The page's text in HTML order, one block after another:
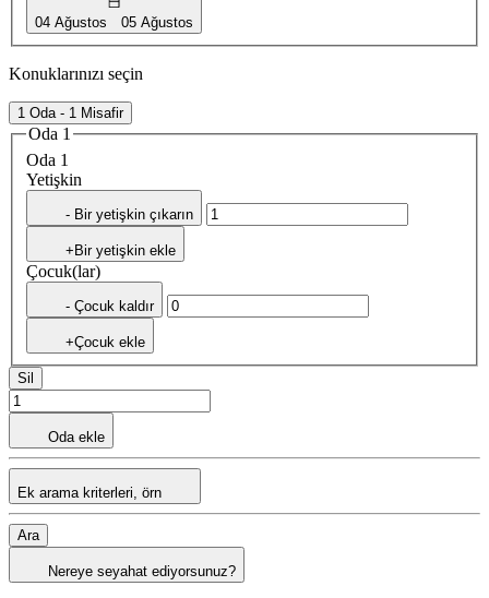
04 Ağustos 05 Ağustos
Konuklarınızı seçin
1 Oda - 1 Misafir
Oda 1
Oda 1
Yetişkin
- Bir yetişkin çıkarın
+Bir yetişkin ekle
Çocuk(lar)
- Çocuk kaldır
+Çocuk ekle
Sil
Oda ekle
Ek arama kriterleri, örn
Ara
Nereye seyahat ediyorsunuz?